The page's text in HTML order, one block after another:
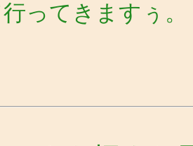
ってきますぅ。